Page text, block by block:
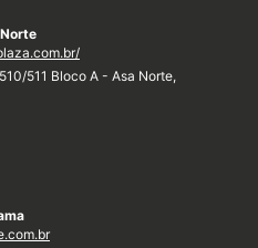
511 Bloco A - Asa Norte,